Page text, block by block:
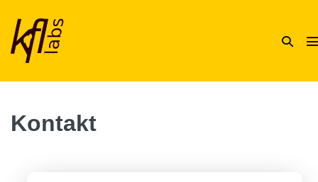
Inhalt
springen
Suche-
Kontakt